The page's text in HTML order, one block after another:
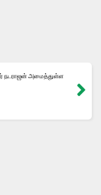
நடராஜன் அமைத்துள்ள